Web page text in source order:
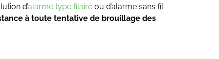
d’alarme type filaire ou d’alarme sans fil
à toute tentative de brouillage des